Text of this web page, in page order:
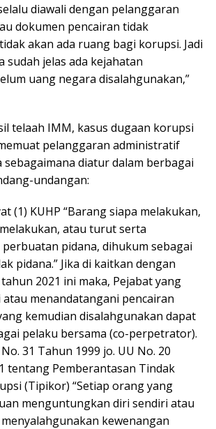
diawali dengan pelanggaran
dokumen pencairan tidak
akan ada ruang bagi korupsi. Jadi
sudah jelas ada kejahatan
uang negara disalahgunakan,”
telaah IMM, kasus dugaan korupsi
pelanggaran administratif
sebagaimana diatur dalam berbagai
undangan:
(1) KUHP “Barang siapa melakukan,
atau turut serta
pidana, dihukum sebagai
pidana.” Jika di kaitkan dengan
2021 ini maka, Pejabat yang
menandatangani pencairan
kemudian disalahgunakan dapat
pelaku bersama (co-perpetrator).
31 Tahun 1999 jo. UU No. 20
tentang Pemberantasan Tindak
(Tipikor) “Setiap orang yang
menguntungkan diri sendiri atau
kewenangan